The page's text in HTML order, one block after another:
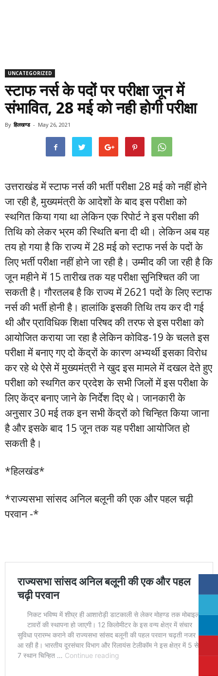
UNCATEGORIZED
स्टाफ नर्स के पदों पर परीक्षा जून में
संभावित, 28 मई को नही होगी परीक्षा
By हिलखण्ड - May 26, 2021
उत्तराखंड में स्टाफ नर्स की भर्ती परीक्षा 28 मई को नहीं होने
जा रही है, मुख्यमंत्री के आदेशों के बाद इस परीक्षा को
स्थगित किया गया था लेकिन एक रिपोर्ट ने इस परीक्षा की
तिथि को लेकर भ्रम की स्थिति बना दी थी। लेकिन अब यह
तय हो गया है कि राज्य में 28 मई को स्टाफ नर्स के पदों के
लिए भर्ती परीक्षा नहीं होने जा रही है। उम्मीद की जा रही है कि
जून महीने में 15 तारीख तक यह परीक्षा सुनिश्चित की जा
सकती है। गौरतलब है कि राज्य में 2621 पदों के लिए स्टाफ
नर्स की भर्ती होनी है। हालांकि इसकी तिथि तय कर दी गई
थी और प्राविधिक शिक्षा परिषद की तरफ से इस परीक्षा को
आयोजित कराया जा रहा है लेकिन कोविड-19 के चलते इस
परीक्षा में बनाए गए दो केंद्रों के कारण अभ्यर्थी इसका विरोध
कर रहे थे ऐसे में मुख्यमंत्री ने खुद इस मामले में दखल देते हुए
परीक्षा को स्थगित कर प्रदेश के सभी जिलों में इस परीक्षा के
लिए केंद्र बनाए जाने के निर्देश दिए थे। जानकारी के
अनुसार 30 मई तक इन सभी केंद्रों को चिन्हित किया जाना
है और इसके बाद 15 जून तक यह परीक्षा आयोजित हो
सकती है।
*हिलखंड*
*राज्यसभा सांसद अनिल बलूनी की एक और पहल चढ़ी
परवान -*